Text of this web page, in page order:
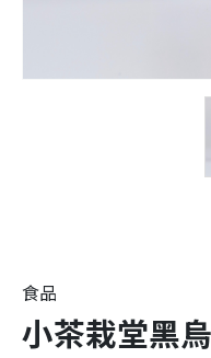
食品
小茶栽堂黑